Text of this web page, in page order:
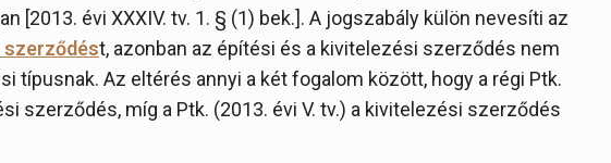
[2013. évi XXXIV. tv. 1. § (1) bek.]. A jogszabály külön nevesíti az
t, azonban az építési és a kivitelezési szerződés nem
típusnak. Az eltérés annyi a két fogalom között, hogy a régi Ptk.
szerződés, míg a Ptk. (2013. évi V. tv.) a kivitelezési szerződés